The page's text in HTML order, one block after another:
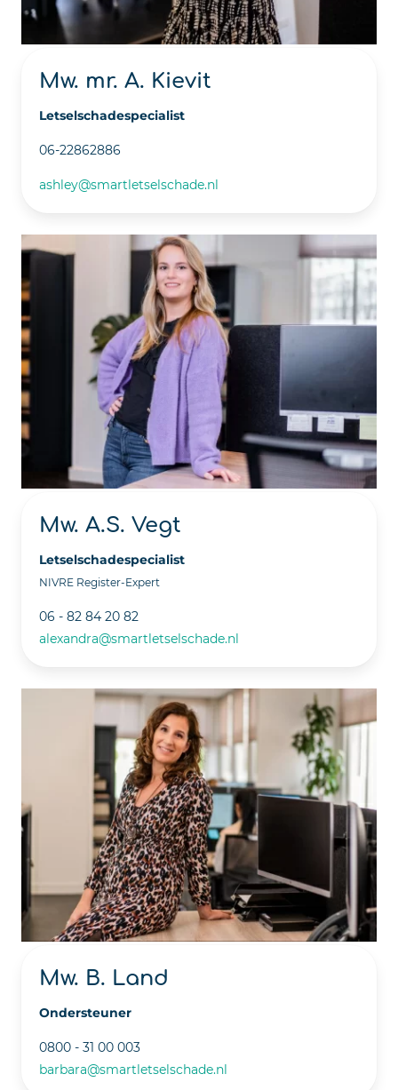
Mw. mr. A. Kievit
Letselschadespecialist
06-22862886
ashley@smartletselschade.nl
Mw. A.S. Vegt
Letselschadespecialist
NIVRE Register-Expert
06 - 82 84 20 82
alexandra@smartletselschade.nl
Mw. B. Land
Ondersteuner
0800 - 31 00 003
barbara@smartletselschade.nl